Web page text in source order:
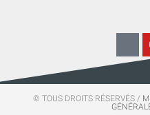
© TOUS DROITS RÉSERVÉS /